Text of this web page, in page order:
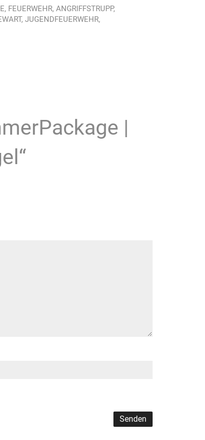
FEUERWEHR, ANGRIFFSTRUPP,
JUGENDFEUERWEHR,
|